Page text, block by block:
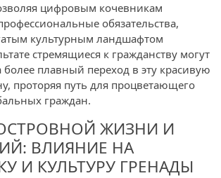
цифровым кочевникам
обязательства,
культурным ландшафтом
стремящиеся к гражданству могут
более плавный переход в эту красивую
проторяя путь для процветающего
граждан.
ЖИЗНИ И
ВЛИЯНИЕ НА
И КУЛЬТУРУ ГРЕНАДЫ